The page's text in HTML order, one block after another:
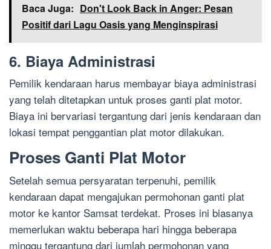
Baca Juga: Don't Look Back in Anger: Pesan
Positif dari Lagu Oasis yang Menginspirasi
6. Biaya Administrasi
Pemilik kendaraan harus membayar biaya administrasi
yang telah ditetapkan untuk proses ganti plat motor.
Biaya ini bervariasi tergantung dari jenis kendaraan dan
lokasi tempat penggantian plat motor dilakukan.
Proses Ganti Plat Motor
Setelah semua persyaratan terpenuhi, pemilik
kendaraan dapat mengajukan permohonan ganti plat
motor ke kantor Samsat terdekat. Proses ini biasanya
memerlukan waktu beberapa hari hingga beberapa
minggu tergantung dari jumlah permohonan yang